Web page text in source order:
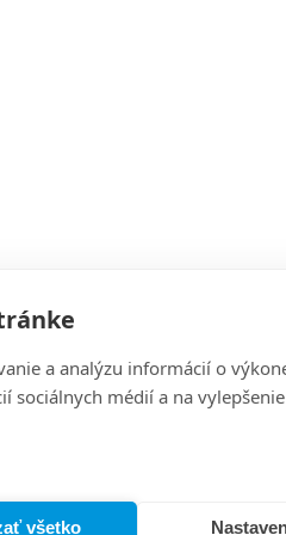
a analýzu informácií o
sociálnych médií a na
všetko